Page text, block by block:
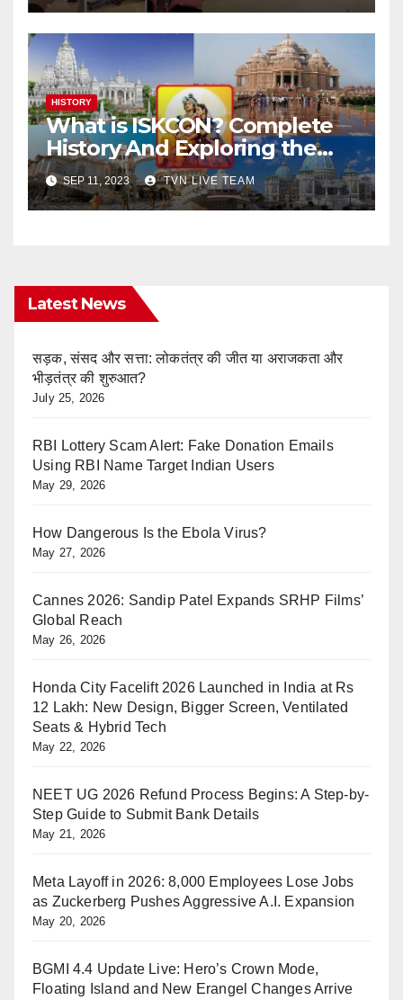
HISTORY
What is ISKCON? Complete
History And Exploring the
Mystique of ISKCON Temples
SEP 11, 2023 TVN LIVE TEAM
Latest News
सड़क, संसद और सत्ता: लोकतंत्र की जीत या अराजकता और
भीड़तंत्र की शुरुआत?
July 25, 2026
RBI Lottery Scam Alert: Fake Donation Emails
Using RBI Name Target Indian Users
May 29, 2026
How Dangerous Is the Ebola Virus?
May 27, 2026
Cannes 2026: Sandip Patel Expands SRHP Films’
Global Reach
May 26, 2026
Honda City Facelift 2026 Launched in India at Rs
12 Lakh: New Design, Bigger Screen, Ventilated
Seats & Hybrid Tech
May 22, 2026
NEET UG 2026 Refund Process Begins: A Step-by-
Step Guide to Submit Bank Details
May 21, 2026
Meta Layoff in 2026: 8,000 Employees Lose Jobs
as Zuckerberg Pushes Aggressive A.I. Expansion
May 20, 2026
BGMI 4.4 Update Live: Hero’s Crown Mode,
Floating Island and New Erangel Changes Arrive